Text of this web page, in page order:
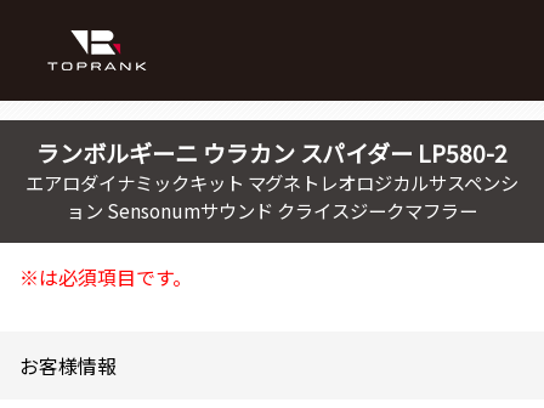
ランボルギーニ ウラカン スパイダー LP580-2
エアロダイナミックキット マグネトレオロジカルサスペンシ
ョン Sensonumサウンド クライスジークマフラー
※は必須項目です。
お客様情報